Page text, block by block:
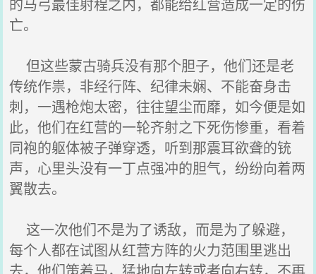
亡。
但这些蒙古骑兵没有那个胆子，他们还是老
传统作祟，非经行阵、纪律未娴、不能奋身击
刺，一遇枪炮太密，往往望尘而靡，如今便是如
此，他们在红营的一轮齐射之下死伤惨重，看着
同袍的躯体被子弹穿透，听到那震耳欲聋的铳
声，心里头没有一丁点强冲的胆气，纷纷向着两
翼散去。
这一次他们不是为了诱敌，而是为了躲避，
每个人都在试图从红营方阵的火力范围里逃出